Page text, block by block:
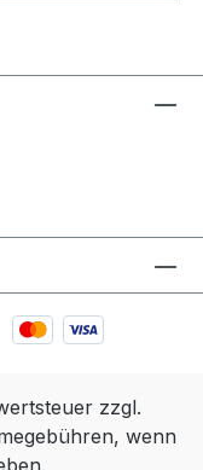
zzgl.
wenn